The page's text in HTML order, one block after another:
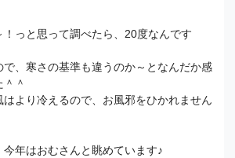
っと思って調べたら、20度なんです
、寒さの基準も違うのか～となんだか感
＾
はより冷えるので、お風邪をひかれません
今年はおむさんと眺めています♪